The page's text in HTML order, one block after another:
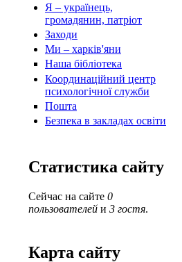
Я – українець,
громадянин, патріот
Заходи
Ми – харків'яни
Наша бібліотека
Координаційний центр
психологічної служби
Пошта
Безпека в закладах освіти
Статистика сайту
Сейчас на сайте 0
пользователей и 3 гостя.
Карта сайту